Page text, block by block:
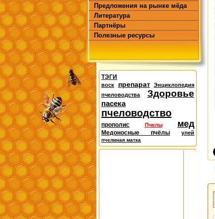
Предложения на рынке мёда
Литература
Партнёры
Полезные ресурсы
ТЭГИ
воск препарат
Энциклопедия
пчеловодства
Здоровье
пасека
пчеловодство
прополис Пчелы мед
Медоносные пчёлы улей
пчелиная матка